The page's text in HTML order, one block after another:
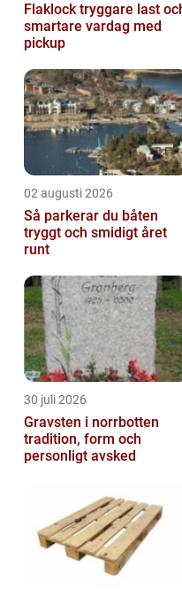
Flaklock tryggare last och
smartare vardag med
pickup
02 augusti 2026
Så parkerar du båten
tryggt och smidigt året
runt
30 juli 2026
Gravsten i norrbotten
tradition, form och
personligt avsked